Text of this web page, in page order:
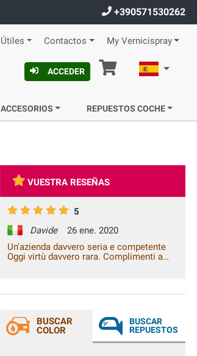
+390571530262
Útiles Contactos My Vernicispray
ACCEDER Cesta Español
ACCESORIOS REPUESTOS COCHE
VUESTRA RESEÑAS
5
Davide
26 ene. 2020
Un'azienda davvero seria e competente
Oggi virtù davvero rara. Complimenti a
BUSCAR
COLOR
BUSCAR
REPUESTOS